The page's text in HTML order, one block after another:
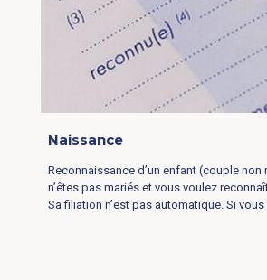
Naissance
Reconnaissance d’un enfant (couple non
n’êtes pas mariés et vous voulez
Sa filiation n’est pas automatique. Si vous